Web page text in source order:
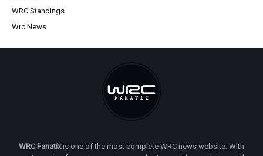
WRC Standings
Wrc News
WRC Fanatixis one of the most complete WRC news website. With